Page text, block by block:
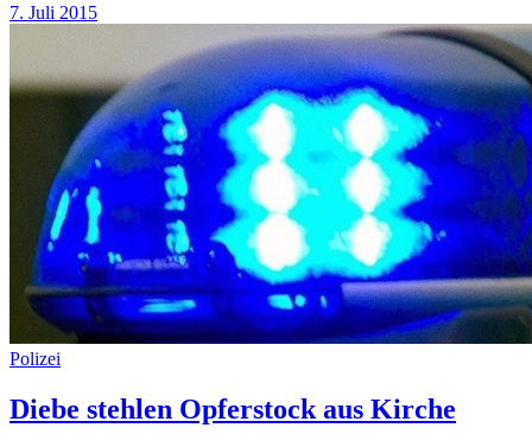
7. Juli 2015
Polizei
Diebe stehlen Opferstock aus Kirche